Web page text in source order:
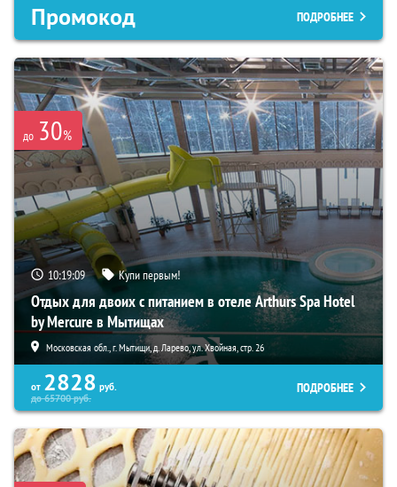
Промокод ПОДРОБНЕЕ
до 30%
10:19:08 Купи первым!
Отдых для двоих с питанием в отеле Arthurs Spa Hotel
by Mercure в Мытищах
Московская обл., г. Мытищи, д. Ларево, ул. Хвойная, стр. 26
от 2828 руб.
до65700руб.
ПОДРОБНЕЕ